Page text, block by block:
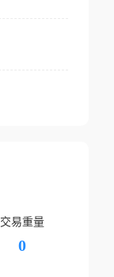
交易重量
0